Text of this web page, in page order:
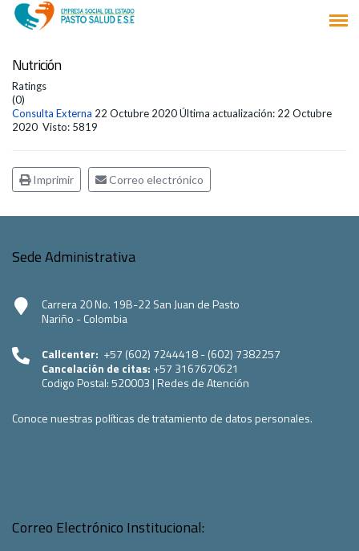
Nutrición
Ratings
(0)
Consulta Externa 22 Octubre 2020Última actualización: 22 Octubre
2020 Visto: 5819
Imprimir Correo electrónico
Sede Administrativa
Carrera 20 No. 19B-22 San Juan de Pasto
Nariño - Colombia
Callcenter: +57 (602) 7244418 - (602) 7382257
Cancelación de citas: +57 3167670621
Codigo Postal:520003 | Redes de Atención
Conoce nuestras políticas de tratamiento de datos personales.
Correo Electrónico Institucional: